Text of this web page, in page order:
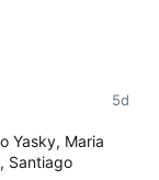
5d
Yasky, Maria
Santiago